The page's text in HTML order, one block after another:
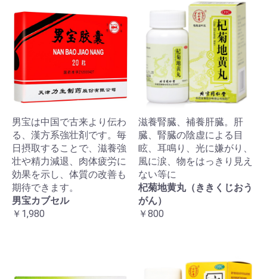
男宝は中国で古来より伝わ
る、漢方系強壮剤です。毎
日摂取することで、滋養強
壮や精力減退、肉体疲労に
効果を示し、体質の改善も
期待できます。
男宝カブセル
￥1,980
滋養腎臓、補養肝臓。肝
臓、腎臓の陰虚による目
眩、耳鳴り、光に嫌がり、
風に涙、物をはっきり見え
ない等に
杞菊地黄丸（ききくじおう
がん）
￥800